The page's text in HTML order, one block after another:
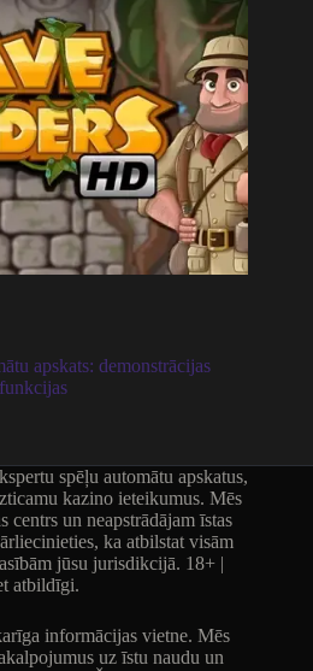
apskats: demonstrācijas
spēļu automātu apskatus,
kazino ieteikumus. Mēs
centrs un neapstrādājam īstas
ka atbilstat visām
jūsu jurisdikcijā. 18+ |
atbildīgi.
informācijas vietne. Mēs
uz īstu naudu un